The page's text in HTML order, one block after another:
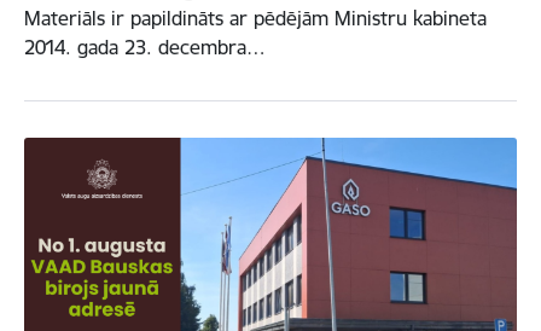
Materiāls ir papildināts ar pēdējām Ministru kabineta
2014. gada 23. decembra…